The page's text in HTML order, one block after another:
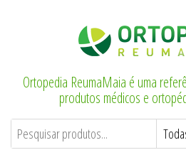
Ortopedia ReumaMaia é uma
produtos médicos e